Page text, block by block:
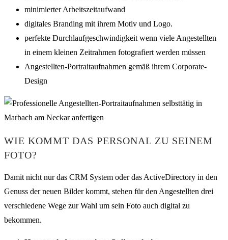
minimierter Arbeitszeitaufwand
digitales Branding mit ihrem Motiv und Logo.
perfekte Durchlaufgeschwindigkeit wenn viele Angestellten
in einem kleinen Zeitrahmen fotografiert werden müssen
Angestellten-Portraitaufnahmen gemäß ihrem Corporate-
Design
WIE KOMMT DAS PERSONAL ZU SEINEM
FOTO?
Damit nicht nur das CRM System oder das ActiveDirectory in den
Genuss der neuen Bilder kommt, stehen für den Angestellten drei
verschiedene Wege zur Wahl um sein Foto auch digital zu
bekommen.